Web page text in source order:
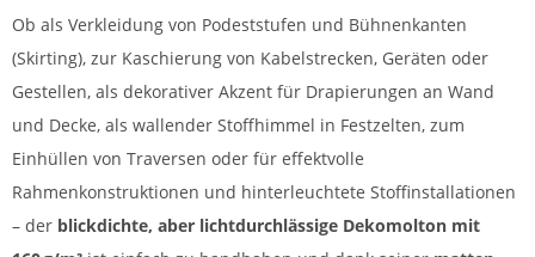
Ob als Verkleidung von Podeststufen und Bühnenkanten
(Skirting), zur Kaschierung von Kabelstrecken, Geräten oder
Gestellen, als dekorativer Akzent für Drapierungen an Wand
und Decke, als wallender Stoffhimmel in Festzelten, zum
Einhüllen von Traversen oder für effektvolle
Rahmenkonstruktionen und hinterleuchtete Stoffinstallationen
– der blickdichte, aber lichtdurchlässige Dekomolton mit